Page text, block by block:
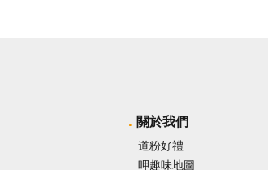
關於我們
道粉好禮
呷趣味地圖